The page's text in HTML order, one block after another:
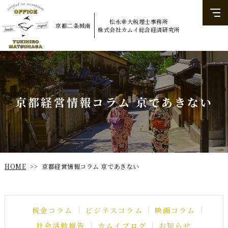
京都二条城南 松永幸大税理士事務所
​​​​​​​株式会社カムイ総合経済研究所
京都経営情報コラム 京であきない
HOME >> 京都経営情報コラム 京であきない
税金コラム ビジネスコラム 映画コラム
社会活動報告 カムイブログ お知らせ